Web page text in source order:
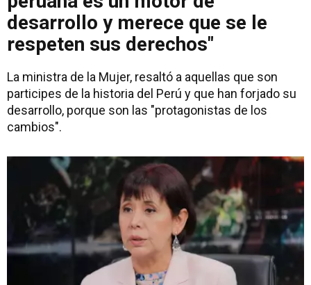
desarrollo y merece que se le
respeten sus derechos"
La ministra de la Mujer, resaltó a aquellas que son
participes de la historia del Perú y que han forjado su
desarrollo, porque son las "protagonistas de los
cambios".